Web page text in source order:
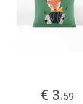
€ 3.59